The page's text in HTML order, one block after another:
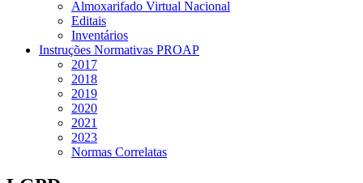
Almoxarifado Virtual Nacional
Editais
Inventários
Instruções Normativas PROAP
2017
2018
2019
2020
2021
2023
Normas Correlatas